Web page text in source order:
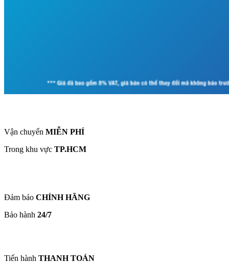
Vận chuyển MIỄN PHÍ
Trong khu vực TP.HCM
Đảm bảo CHÍNH HÃNG
Bảo hành 24/7
Tiến hành THANH TOÁN